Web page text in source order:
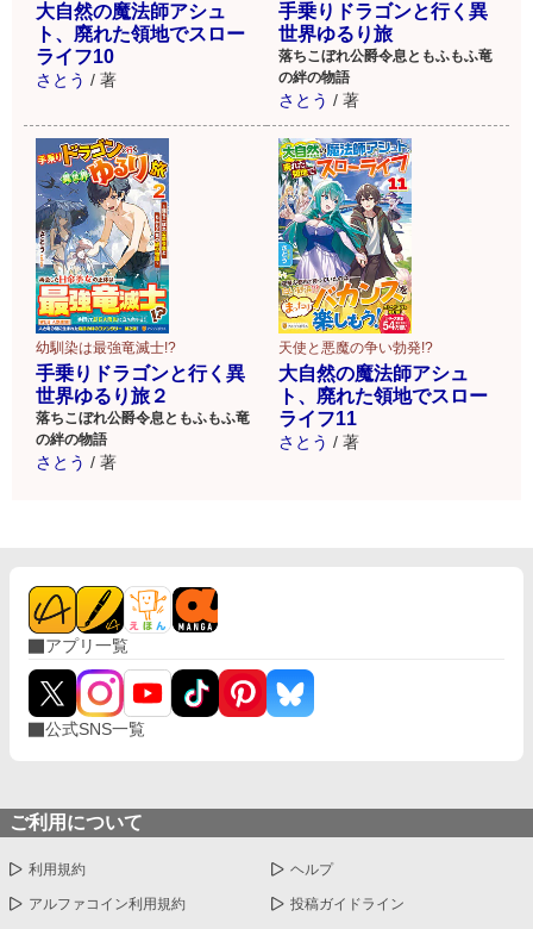
大自然の魔法師アシュ
ト、廃れた領地でスロー
ライフ10
さとう / 著
手乗りドラゴンと行く異
世界ゆるり旅
落ちこぼれ公爵令息ともふもふ竜
の絆の物語
さとう / 著
幼馴染は最強竜滅士!?
手乗りドラゴンと行く異
世界ゆるり旅２
落ちこぼれ公爵令息ともふもふ竜
の絆の物語
さとう / 著
天使と悪魔の争い勃発!?
大自然の魔法師アシュ
ト、廃れた領地でスロー
ライフ11
さとう / 著
アプリ一覧
公式SNS一覧
ご利用について
利用規約 ヘルプ
アルファコイン利用規約 投稿ガイドライン